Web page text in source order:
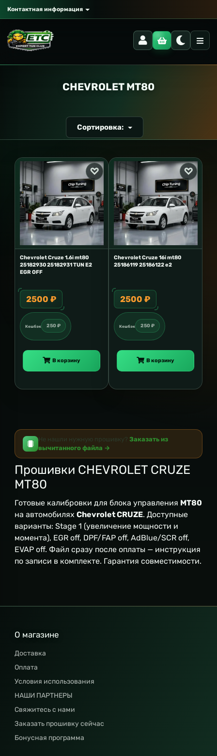
Контактная информация
CHEVROLET MT80
Сортировка:
Chevrolet Cruze 1.6i mt80
25182930 25182931 TUN E2
EGR OFF
2500 ₽
Кешбэк 250 ₽
В корзину
Chevrolet Cruze 16i mt80
25186119 25186122 e2
2500 ₽
Кешбэк 250 ₽
В корзину
Не нашли нужную прошивку? Заказать из
вычитанного файла →
Прошивки CHEVROLET CRUZE
MT80
Готовые калибровки для блока управления MT80
на автомобилях Chevrolet CRUZE. Доступные
варианты: Stage 1 (увеличение мощности и
момента), EGR off, DPF/FAP off, AdBlue/SCR off,
EVAP off. Файл сразу после оплаты — инструкция
по записи в комплекте. Гарантия совместимости.
О магазине
Доставка
Оплата
Условия использования
НАШИ ПАРТНЕРЫ
Свяжитесь с нами
Заказать прошивку сейчас
Бонусная программа